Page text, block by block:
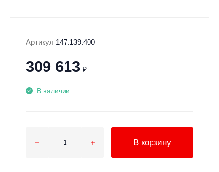
Артикул 147.139.400
309 613 ₽
В наличии
В корзину